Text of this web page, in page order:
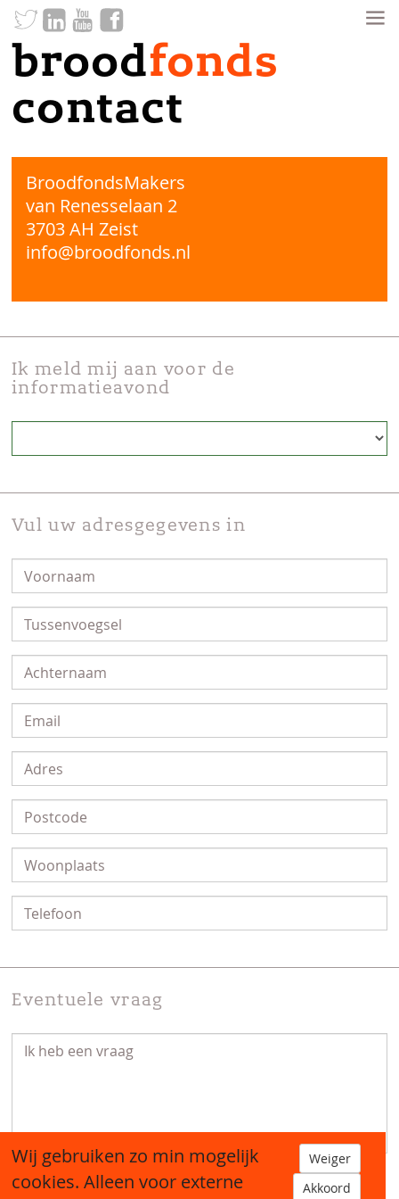
broodfonds
contact
BroodfondsMakers
van Renesselaan 2
3703 AH Zeist
info@broodfonds.nl
Ik meld mij aan voor de
informatieavond
Vul uw adresgegevens in
Eventuele vraag
Wij gebruiken zo min mogelijk
cookies. Alleen voor externe
Weiger
Akkoord